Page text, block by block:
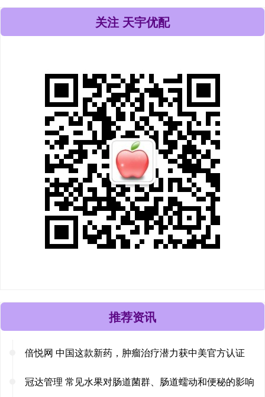
关注 天宇优配
推荐资讯
倍悦网 中国这款新药，肿瘤治疗潜力获中美官方认证
冠达管理 常见水果对肠道菌群、肠道蠕动和便秘的影响